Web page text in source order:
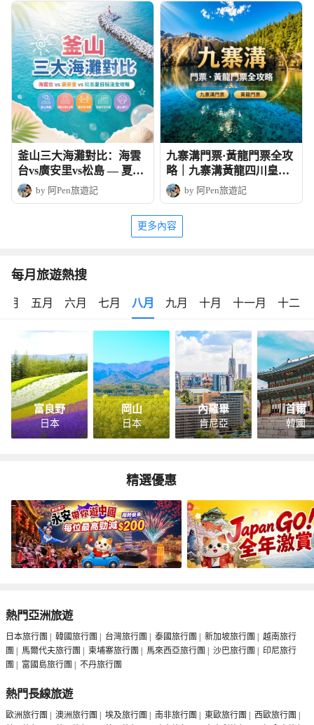
釜山三大海灘對比：海雲
台vs廣安里vs松島 — 夏日
玩法全攻略
by 阿Pen旅遊記
九寨溝門票·黃龍門票全攻
略｜九寨溝黃龍四川皇牌
深度6天團
by 阿Pen旅遊記
更多內容
每月旅遊熱搜
月 五月 六月 七月 八月 九月 十月 十一月 十二月
富良野
日本
岡山
日本
內羅畢
肯尼亞
首爾
韓國
精選優惠
熱門亞洲旅遊
日本旅行團 | 韓國旅行團 | 台灣旅行團 | 泰國旅行團 | 新加坡旅行團 | 越南旅行
團 | 馬爾代夫旅行團 | 柬埔寨旅行團 | 馬來西亞旅行團 | 沙巴旅行團 | 印尼旅行
團 | 富國島旅行團 | 不丹旅行團
熱門長線旅遊
歐洲旅行團 | 澳洲旅行團 | 埃及旅行團 | 南非旅行團 | 東歐旅行團 | 西歐旅行團 |